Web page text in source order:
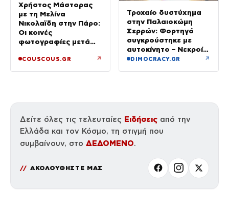
Χρήστος Μάστορας
με τη Μελίνα
Νικολαϊδη στην Πάρο:
Οι κοινές
φωτογραφίες μετά
τη Γαρυφαλιά
COUSCOUS.GR ↗
Τροχαίο δυστύχημα
στην Παλαιοκώμη
Σερρών: Φορτηγό
συγκρούστηκε με
αυτοκίνητο – Νεκροί
οι επιβάτες του ΙΧ
DIMOCRACY.GR ↗
Δείτε όλες τις τελευταίες Ειδήσεις από την
Ελλάδα και τον Κόσμο, τη στιγμή που
συμβαίνουν, στο ΔΕΔΟΜΕΝΟ.
ΑΚΟΛΟΥΘΗΣΤΕ ΜΑΣ